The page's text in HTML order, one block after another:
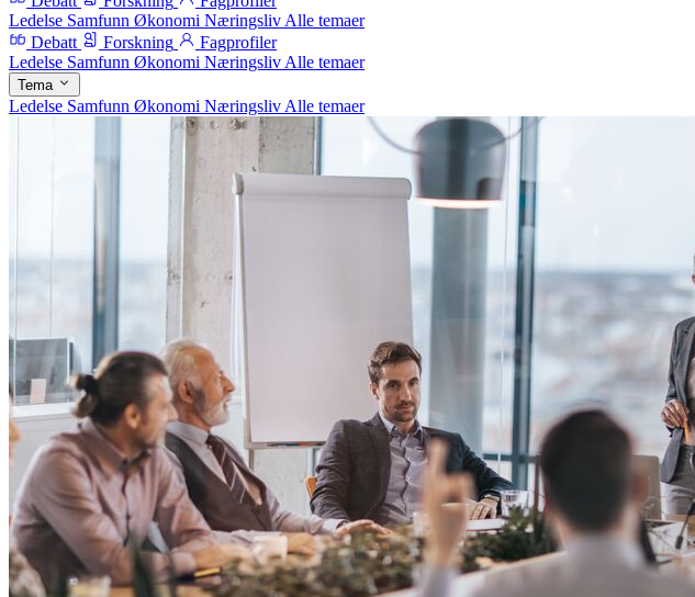
Ledelse Samfunn Økonomi Næringsliv Alle temaer
Debatt
Forskning
Fagprofiler
Ledelse Samfunn Økonomi Næringsliv Alle temaer
Tema
Ledelse Samfunn Økonomi Næringsliv Alle temaer